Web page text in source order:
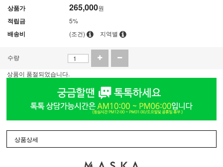
상품가 265,000원
적립금 5%
배송비 (조건) 지역별
수량
상품이 품절되었습니다.
상품상세